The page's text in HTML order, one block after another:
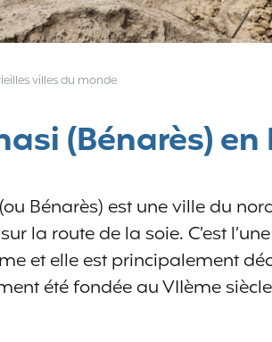
villes du monde
(Bénarès) en
Bénarès) est une ville du
la route de la soie. C’est
et elle est principalement
été fondée au VIIème